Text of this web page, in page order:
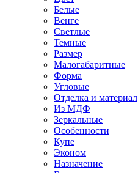
Белые
Венге
Светлые
Темные
Размер
Малогабаритные
Форма
Угловые
Отделка и материал
Из МДФ
Зеркальные
Особенности
Купе
Эконом
Назначение